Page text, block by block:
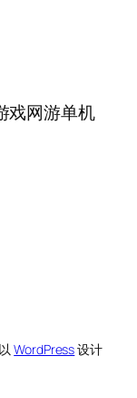
戏网游单机
以WordPress设计